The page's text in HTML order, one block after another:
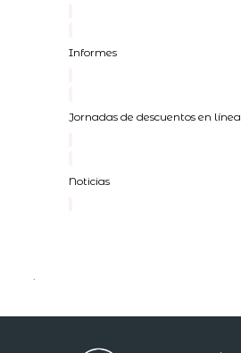
Informes
Jornadas de descuentos en línea
Noticias